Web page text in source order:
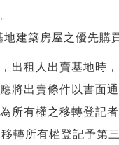
地建築房屋之優先購
出租人出賣基地時
將出賣條件以書面
所有權之移轉登記
轉所有權登記予第